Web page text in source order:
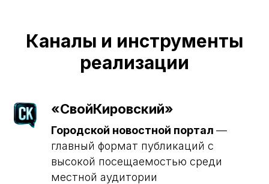
Каналы и инструменты
реализации
«СвойКировский»
Городской новостной портал —
главный формат публикаций с
высокой посещаемостью среди
местной аудитории